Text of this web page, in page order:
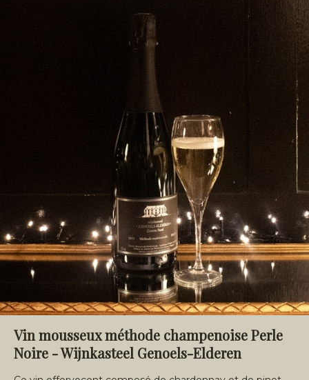
Vin mousseux méthode champenoise Perle
Noire - Wijnkasteel Genoels-Elderen